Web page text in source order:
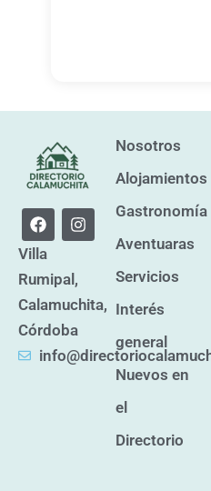
F
a
c
e
b
o
o
k
I
n
s
a
g
r
a
m
Villa
Rumipal,
Calamuchita,
Córdoba
Nosotros
Alojamientos
Gastronomía
Aventuaras
Servicios
Interés
general
Nuevos en
el
Directorio